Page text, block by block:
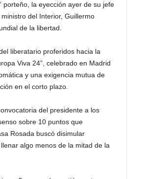
porteño, la eyección ayer de su jefe
del Interior, Guillermo
de la libertad.
liberatario proferidos hacia la
Viva 24”, celebrado en Madrid
y una exigencia mutua de
en el corto plazo.
del presidente a los
sobre 10 puntos que
Rosada buscó disimular
algo menos de la mitad de la